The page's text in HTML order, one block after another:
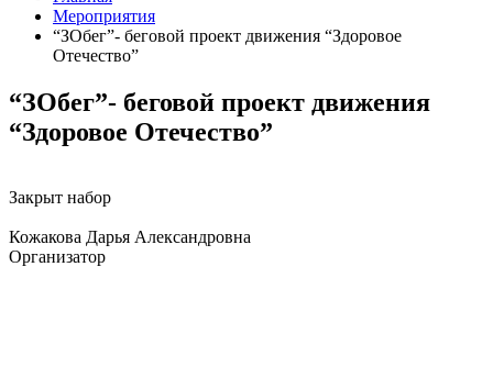
Мероприятия
“ЗОбег”- беговой проект движения “Здоровое
Отечество”
“ЗОбег”- беговой проект движения
“Здоровое Отечество”
Закрыт набор
Кожакова Дарья Александровна
Организатор